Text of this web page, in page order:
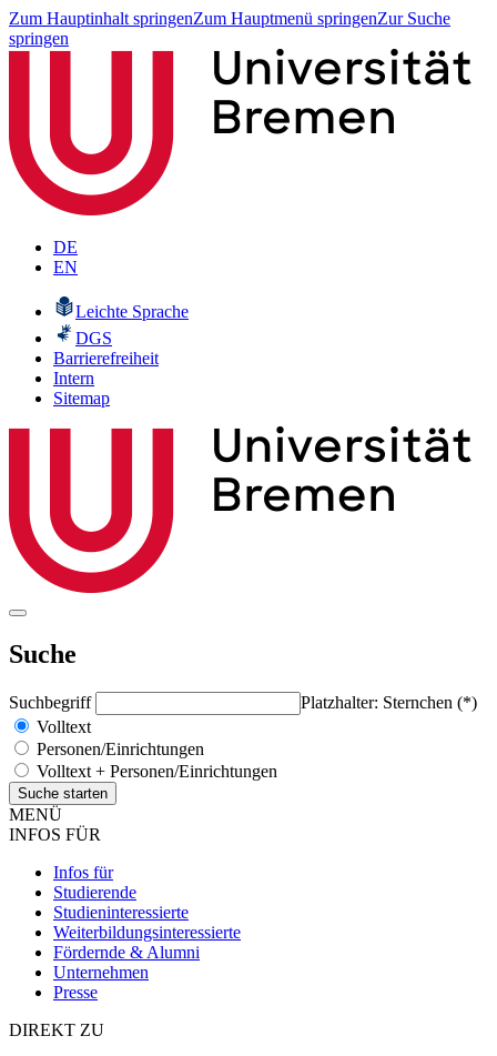
Zum Hauptinhalt springenZum Hauptmenü springenZur Suche
springen
DE
EN
Leichte Sprache
DGS
Barrierefreiheit
Intern
Sitemap
Suche
Suchbegriff
Platzhalter: Sternchen (*)
Volltext
Personen/Einrichtungen
Volltext + Personen/Einrichtungen
MENÜ
INFOS FÜR
Infos für
Studierende
Studieninteressierte
Weiterbildungsinteressierte
Fördernde & Alumni
Unternehmen
Presse
DIREKT ZU